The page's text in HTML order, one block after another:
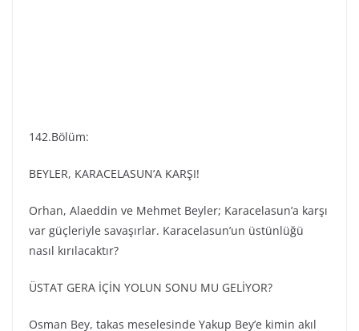
142.Bölüm:
BEYLER, KARACELASUN’A KARŞI!
Orhan, Alaeddin ve Mehmet Beyler; Karacelasun’a karşı
var güçleriyle savaşırlar. Karacelasun’un üstünlüğü
nasıl kırılacaktır?
ÜSTAT GERA İÇİN YOLUN SONU MU GELİYOR?
Osman Bey, takas meselesinde Yakup Bey’e kimin akıl